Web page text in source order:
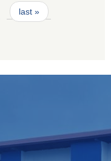
last »